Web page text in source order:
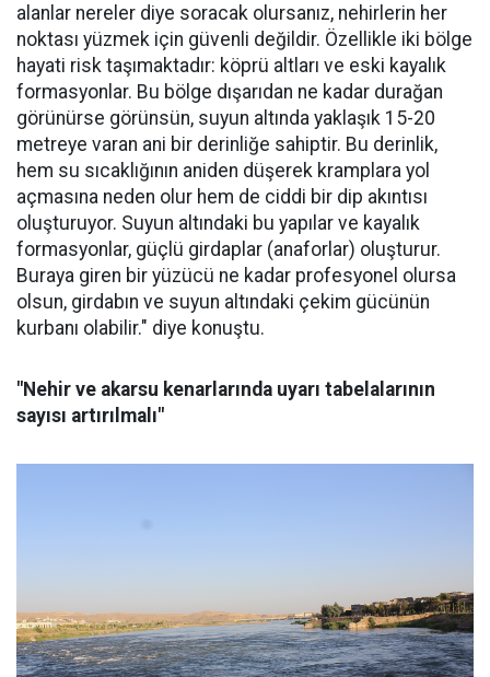
alanlar nereler diye soracak olursanız, nehirlerin her
noktası yüzmek için güvenli değildir. Özellikle iki bölge
hayati risk taşımaktadır: köprü altları ve eski kayalık
formasyonlar. Bu bölge dışarıdan ne kadar durağan
görünürse görünsün, suyun altında yaklaşık 15-20
metreye varan ani bir derinliğe sahiptir. Bu derinlik,
hem su sıcaklığının aniden düşerek kramplara yol
açmasına neden olur hem de ciddi bir dip akıntısı
oluşturuyor. Suyun altındaki bu yapılar ve kayalık
formasyonlar, güçlü girdaplar (anaforlar) oluşturur.
Buraya giren bir yüzücü ne kadar profesyonel olursa
olsun, girdabın ve suyun altındaki çekim gücünün
kurbanı olabilir." diye konuştu.
"Nehir ve akarsu kenarlarında uyarı tabelalarının
sayısı artırılmalı"